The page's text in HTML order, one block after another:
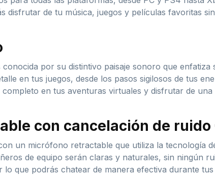
disfrutar de tu música, juegos y películas favoritas
conocida por su distintivo paisaje sonoro que
en tus juegos, desde los pasos sigilosos de tus
en tus aventuras virtuales y disfrutar de una
con cancelación de ruido
un micrófono retractable que utiliza la tecnología
de equipo serán claras y naturales, sin ningún
que podrás chatear de manera efectiva durante